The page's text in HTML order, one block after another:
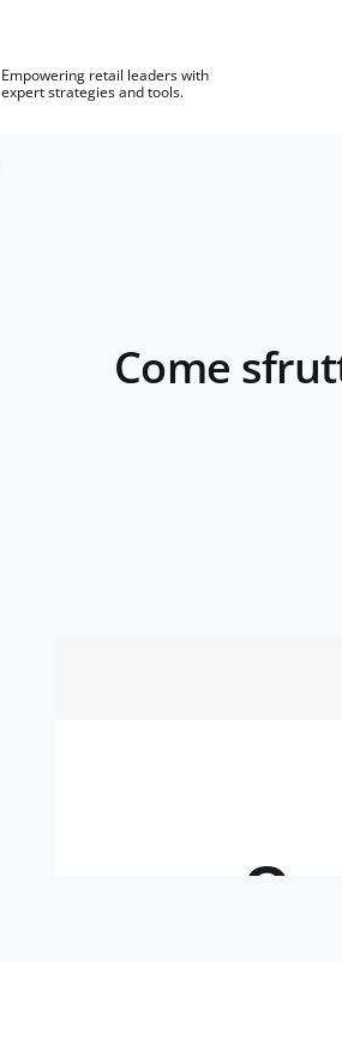
Empowering retail leaders with
expert strategies and tools.
Come